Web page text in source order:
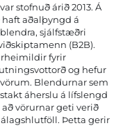
stofnuð árið 2013. Á
aðalþyngd á
sjálfstæðri
(B2B).
fyrir
og hefur
Blendurnar sem
áherslu á lífslengd
vörurnar geti verið
Þetta gerir